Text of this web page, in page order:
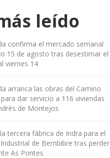
leído
confirma el mercado semanal
15 de agosto tras desestimar el
viernes 14
arranca las obras del Camino
dar servicio a 116 viviendas
de Montejos
tercera fábrica de Indra para el
de Bembibre tras perder
As Pontes